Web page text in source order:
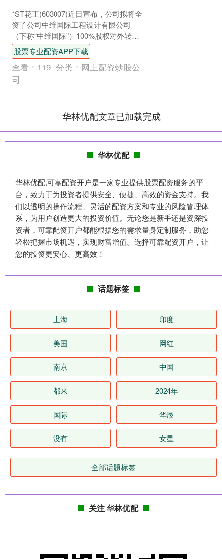
*ST花王(603007)近日宣布，公司拟将全
资子公司中维国际工程设计有限公司
（下称“中维国际”）100%股权对外转
让，交易对价为36万元。 证券时报·e公
司记....
股票专业配资APP下载
查看： 119 分类： 网上配资炒股公
司
华林优配文章已加载完成
华林优配
华林优配,可靠配资开户是一家专业提供股票配资服务的平
台，致力于为投资者提供安全、便捷、高效的资金支持。我
们以透明的操作流程、灵活的配资方案和专业的风险管理体
系，为用户创造更大的投资价值。无论您是新手还是资深投
资者，可靠配资开户都能根据您的需求量身定制服务，助您
轻松把握市场机遇，实现财富增值。选择可靠配资开户，让
您的投资更安心、更高效！
话题标签
上海 印度
美国 网红
南京 中国
都来 2024年
国际 华辰
没有 女星
全部话题标签
关注 华林优配